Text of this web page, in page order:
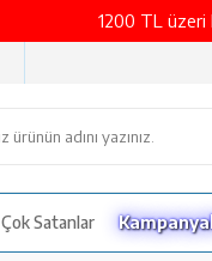
1200 TL üzeri
Çok Satanlar